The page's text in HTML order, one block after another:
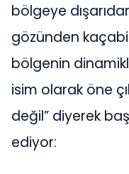
bölgeye
gözünden
bölgenin
isim olarak öne
değil” diyerek
ediyor: